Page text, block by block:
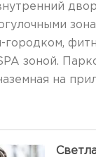
городком,
зоной.
на